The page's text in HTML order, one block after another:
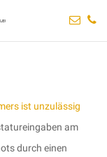
ist unzulässig
am
durch einen